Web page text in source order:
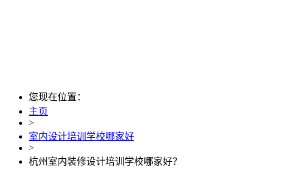
您现在位置：
主页
>
室内设计培训学校哪家好
>
杭州室内装修设计培训学校哪家好？